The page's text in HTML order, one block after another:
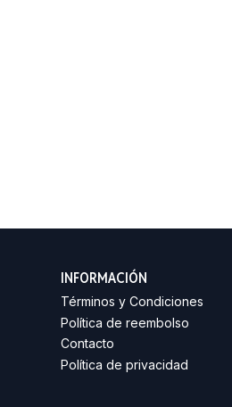
INFORMACIÓN
Términos y Condiciones
Política de reembolso
Contacto
Política de privacidad